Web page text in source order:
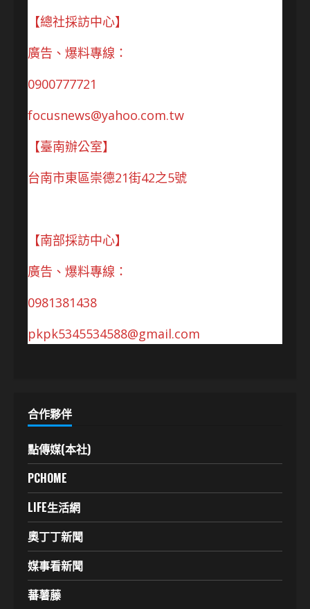
【總社採訪中心】
廣告、爆料專線：
0900777721
focusnews@yahoo.com.tw
【臺南辦公室】
台南市東區崇德21街42之5號
【南部採訪中心】
廣告、爆料專線：
0981381438
pkpk5345534588@gmail.com
合作夥伴
點傳媒(本社)
PCHOME
LIFE生活網
奧丁丁新聞
媒事看新聞
蕃薯藤